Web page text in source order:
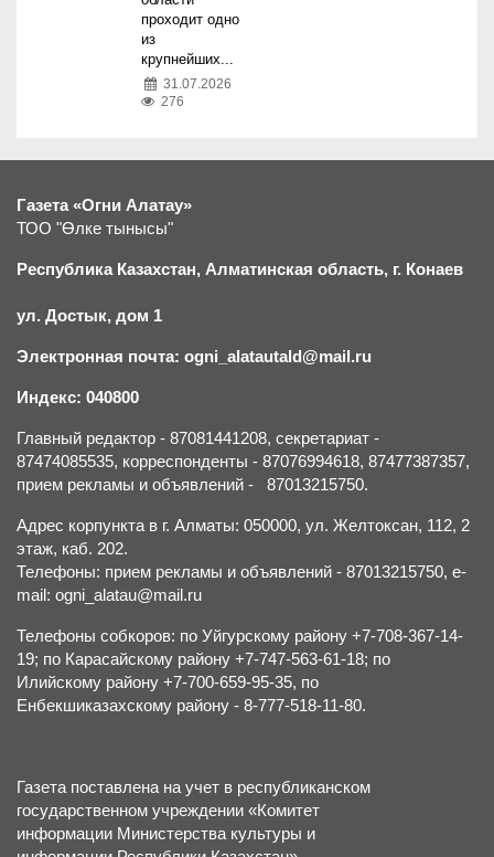
проходит одно
из
крупнейших...
31.07.2026
276
Газета «Огни Алатау»
ТОО "Өлке тынысы"
Республика Казахстан, Алматинская область, г. Конаев
ул. Достык, дом 1
Электронная почта: ogni_alatautald@mail.ru
Индекс: 040800
Главный редактор - 87081441208, секретариат -
87474085535, корреспонденты - 87076994618, 87477387357,
прием рекламы и объявлений - 87013215750.
Адрес корпункта в г. Алматы: 050000, ул. Желтоксан, 112, 2
этаж, каб. 202.
Телефоны: прием рекламы и объявлений - 87013215750, e-
mail: ogni_alatau@mail.ru
Телефоны собкоров: по Уйгурскому району +7-708-367-14-
19; по Карасайскому району +7-747-563-61-18; по
Илийскому району +7-700-659-95-35, по
Енбекшиказахскому району - 8-777-518-11-80.
Газета поставлена на учет в республиканском
государственном учреждении «Комитет
информации Министерства культуры и